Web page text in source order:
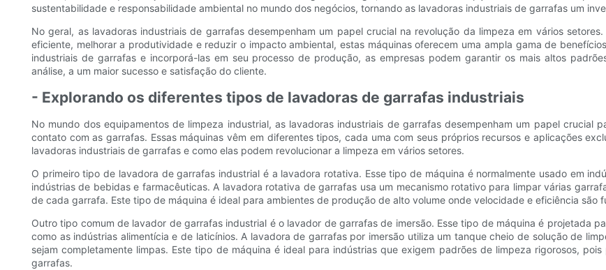
sustentabilidade e responsabilidade ambiental no mundo dos negócios, tornando as lavadoras industriais de garrafas um
No geral, as lavadoras industriais de garrafas desempenham um papel crucial na revolução da limpeza em vários
eficiente, melhorar a produtividade e reduzir o impacto ambiental, estas máquinas oferecem uma ampla gama de
industriais de garrafas e incorporá-las em seu processo de produção, as empresas podem garantir os mais altos
análise, a um maior sucesso e satisfação do cliente.
- Explorando os diferentes tipos de lavadoras de garrafas industriais
No mundo dos equipamentos de limpeza industrial, as lavadoras industriais de garrafas desempenham um papel crucial
contato com as garrafas. Essas máquinas vêm em diferentes tipos, cada uma com seus próprios recursos e aplicações
lavadoras industriais de garrafas e como elas podem revolucionar a limpeza em vários setores.
O primeiro tipo de lavadora de garrafas industrial é a lavadora rotativa. Esse tipo de máquina é normalmente usado em
indústrias de bebidas e farmacêuticas. A lavadora rotativa de garrafas usa um mecanismo rotativo para limpar várias
de cada garrafa. Este tipo de máquina é ideal para ambientes de produção de alto volume onde velocidade e eficiência são
Outro tipo comum de lavador de garrafas industrial é o lavador de garrafas de imersão. Esse tipo de máquina é projetada
como as indústrias alimentícia e de laticínios. A lavadora de garrafas por imersão utiliza um tanque cheio de solução de
sejam completamente limpas. Este tipo de máquina é ideal para indústrias que exigem padrões de limpeza rigorosos,
garrafas.